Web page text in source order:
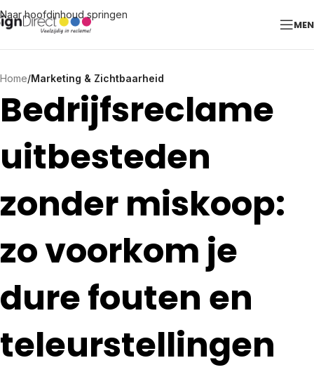
Naar hoofdinhoud springen
Home/Marketing & Zichtbaarheid
Bedrijfsreclame
uitbesteden
zonder miskoop:
zo voorkom je
dure fouten en
teleurstellingen